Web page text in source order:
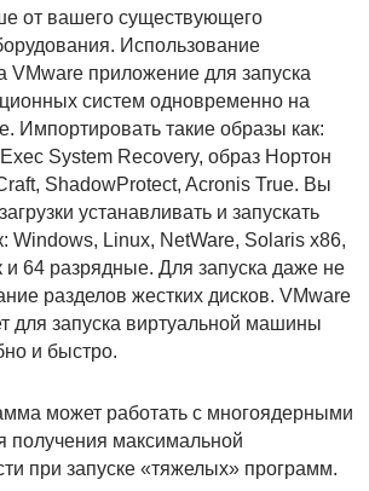
от вашего существующего
Использование
VMware приложение для запуска
систем одновременно на
Импортировать такие образы как:
System Recovery, образ Нортон
ShadowProtect, Acronis True. Вы
устанавливать и запускать
Windows, Linux, NetWare, Solaris x86,
и 64 разрядные. Для запуска даже не
разделов жестких дисков. VMware
для запуска виртуальной машины
и быстро.
может работать с многоядерными
получения максимальной
при запуске «тяжелых» программ.